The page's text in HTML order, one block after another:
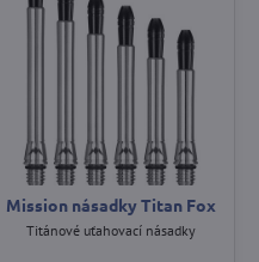
Mission násadky Titan Fox
Titánové uťahovací násadky